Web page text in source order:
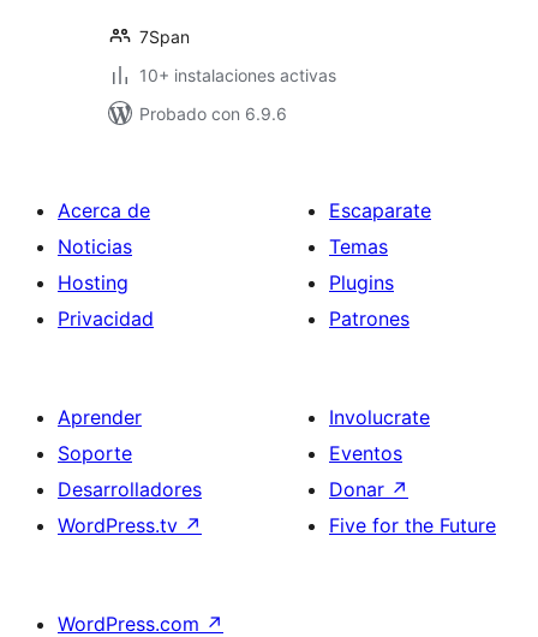
7Span
10+ instalaciones activas
Probado con 6.9.6
Acerca de
Noticias
Hosting
Privacidad
Escaparate
Temas
Plugins
Patrones
Aprender
Soporte
Desarrolladores
WordPress.tv ↗
Involucrate
Eventos
Donar ↗
Five for the Future
WordPress.com ↗